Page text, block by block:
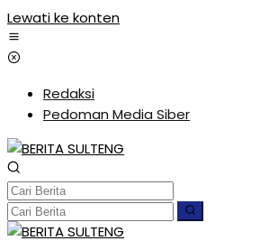
Lewati ke konten
Redaksi
Pedoman Media Siber